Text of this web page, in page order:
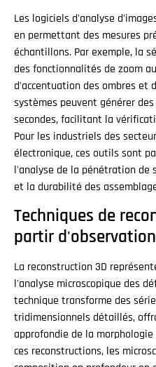
Les logiciels d'analyse
en permettant des mesures
échantillons. Par exemple, la
des fonctionnalités de zoom
d'accentuation des ombres et
systèmes peuvent générer
secondes, facilitant la
Pour les industriels des
électronique, ces outils sont
l'analyse de la pénétration de
et la durabilité des
Techniques de
partir
La reconstruction 3D
l'analyse microscopique des
technique transforme des
tridimensionnels détaillés,
approfondie de la
ces reconstructions, les